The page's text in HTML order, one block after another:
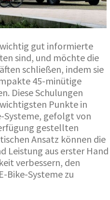
gut informierte
sind, und möchte die
schließen, indem sie
45-minütige
Diese Schulungen
Punkte in
Systeme, gefolgt von
gestellten
Ansatz können die
Leistung aus erster Hand
verbessern, den
Bike-Systeme zu